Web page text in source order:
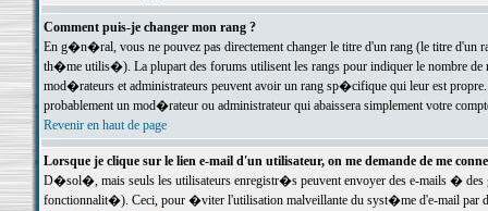
Comment puis-je changer mon rang ?
En g�n�ral, vous ne pouvez pas directement changer le titre d'un rang (le titre d'un
th�me utilis�). La plupart des forums utilisent les rangs pour indiquer le nombre de
mod�rateurs et administrateurs peuvent avoir un rang sp�cifique qui leur est
probablement un mod�rateur ou administrateur qui abaissera simplement votre
Revenir en haut de page
Lorsque je clique sur le lien e-mail d'un utilisateur, on me demande de me
D�sol�, mais seuls les utilisateurs enregistr�s peuvent envoyer des e-mails �
fonctionnalit�). Ceci, pour �viter l'utilisation malveillante du syst�me d'e-mail par